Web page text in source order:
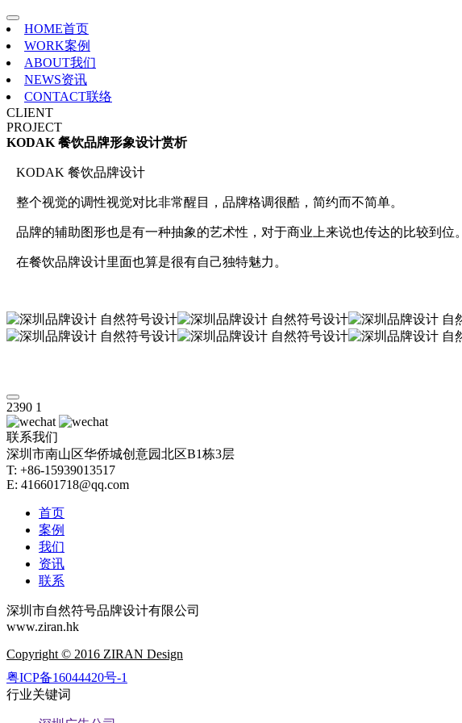
HOME首页
WORK案例
ABOUT我们
NEWS资讯
CONTACT联络
CLIENT
PROJECT
KODAK 餐饮品牌形象设计赏析
KODAK 餐饮品牌设计
整个视觉的调性视觉对比非常醒目，品牌格调很酷，简约而不简单。
品牌的辅助图形也是有一种抽象的艺术性，对于商业上来说也传达的比较到位。
在餐饮品牌设计里面也算是很有自己独特魅力。
2390 1
联系我们
深圳市南山区华侨城创意园北区B1栋3层
T: +86-15939013517
E: 416601718@qq.com
首页
案例
我们
资讯
联系
深圳市自然符号品牌设计有限公司
www.ziran.hk
Copyright © 2016 ZIRAN Design
粤ICP备16044420号-1
行业关键词